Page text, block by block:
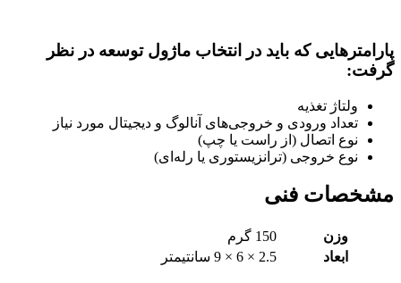
پارامترهایی که باید در انتخاب ماژول توسعه در نظر
گرفت:
ولتاژ تغذیه
تعداد ورودی و خروجی‌های آنالوگ و دیجیتال مورد نیاز
نوع اتصال (از راست یا چپ)
نوع خروجی (ترانزیستوری یا رله‌ای)
مشخصات فنی
وزن
150 گرم
ابعاد
2.5 × 6 × 9 سانتیمتر